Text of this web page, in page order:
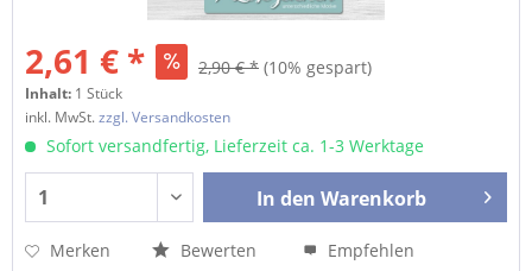
2,61 € * 2,90 € * (10% gespart)
Inhalt: 1 Stück
inkl. MwSt.zzgl. Versandkosten
Sofort versandfertig, Lieferzeit ca. 1-3 Werktage
In den Warenkorb
Merken Bewerten Empfehlen